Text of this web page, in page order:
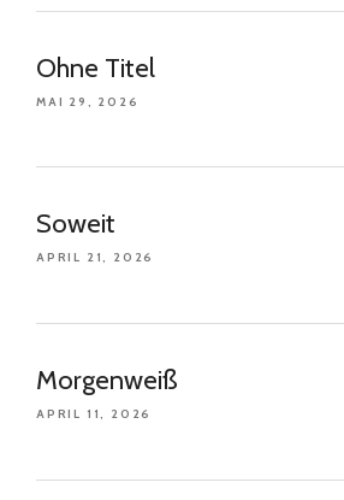
Ohne Titel
MAI 29, 2026
Soweit
APRIL 21, 2026
Morgenweiß
APRIL 11, 2026